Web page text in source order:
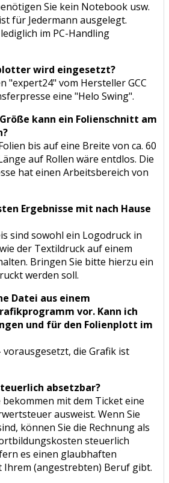
Sie kein Notebook usw.
für Jedermann ausgelegt.
im PC-Handling
wird eingesetzt?
"expert24" vom Hersteller GCC
eine "Helo Swing".
kann ein Folienschnitt am
bis auf eine Breite von ca. 60
auf Rollen wäre entdlos. Die
hat einen Arbeitsbereich von
Ergebnisse mit nach Hause
sind sowohl ein Logodruck in
der Textildruck auf einem
Bringen Sie bitte hierzu ein
werden soll.
Datei aus einem
vor. Kann ich
und für den Folienplott im
vorausgesetzt, die Grafik ist
absetzbar?
bekommen mit dem Ticket eine
ausweist. Wenn Sie
können Sie die Rechnung als
steuerlich
es einen glaubhaften
Ihrem (angestrebten) Beruf gibt.